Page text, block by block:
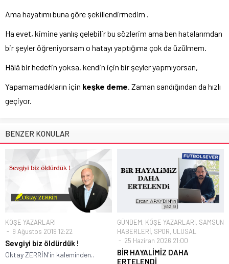
Ama hayatımı buna göre şekillendirmedim .
Ha evet, kimine yanlış gelebilir bu sözlerim ama ben hatalarımdan
bir şeyler öğreniyorsam o hatayı yaptığıma çok da üzülmem.
Hâlâ bir hedefin yoksa, kendin için bir şeyler yapmıyorsan,
Yapamamadıkların için keşke deme . Zaman sandığından da hızlı
geçiyor.
BENZER KONULAR
KÖŞE YAZARLARI
9 Ağustos 2019 12:22
Sevgiyi biz öldürdük !
Oktay ZERRİN'in kaleminden..
GÜNDEM, KÖŞE YAZARLARI, SAMSUN
HABERLERİ, SPOR, ULUSAL
25 Haziran 2026 21:00
BİR HAYALİMİZ DAHA
ERTELENDİ